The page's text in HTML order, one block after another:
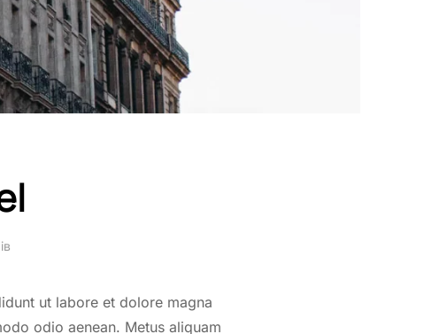
Eiffel ut labore et dolore magna
odio aenean. Metus aliquam